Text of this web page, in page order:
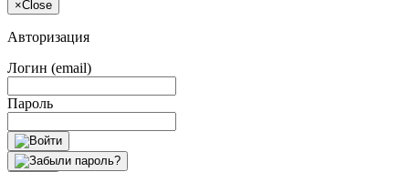
×Close
Авторизация
Логин (email)
Пароль